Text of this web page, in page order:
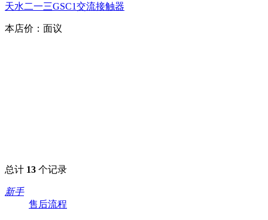
天水二一三GSC1交流接触器
本店价： 面议
总计 13 个记录
新手
售后流程